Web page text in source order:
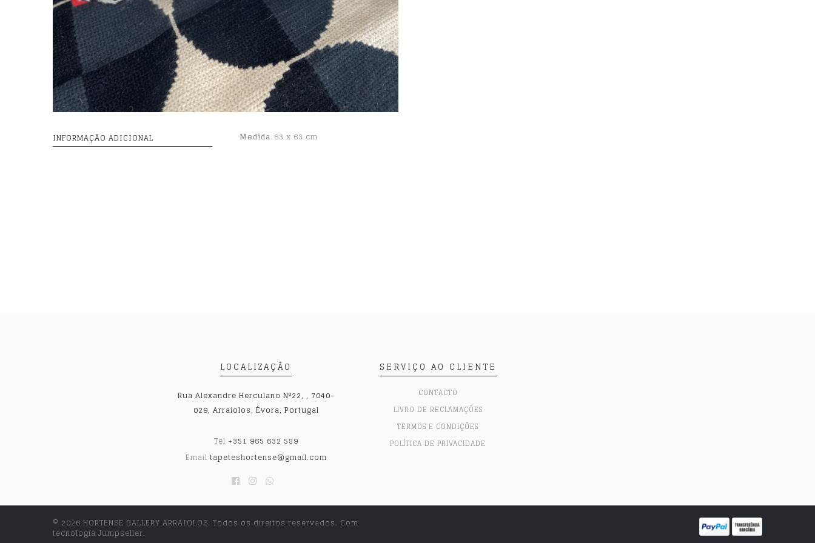
INFORMAÇÃO ADICIONAL Medida 63 x 63 cm
LOCALIZAÇÃO
Rua Alexandre Herculano Nº22, , 7040-
029, Arraiolos, Évora, Portugal
Tel +351 965 632 589
Email tapeteshortense@gmail.com
SERVIÇO AO CLIENTE
CONTACTO
LIVRO DE RECLAMAÇÕES
TERMOS E CONDIÇÕES
POLÍTICA DE PRIVACIDADE
© 2026 HORTENSE GALLERY ARRAIOLOS. Todos os direitos reservados. Com
tecnologia Jumpseller.